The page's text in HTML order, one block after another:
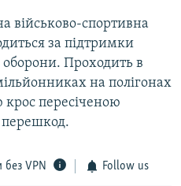
військово-спортивна
за підтримки
оборони. Проходить в
на полігонах
крос пересіченою
перешкод.
без VPN Follow us